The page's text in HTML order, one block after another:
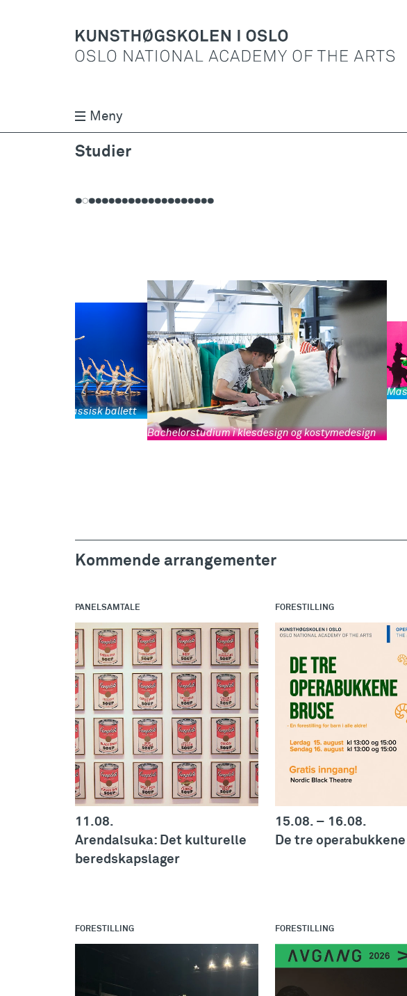
Meny
Studier
i klassisk ballett
Bachelorstudium i klesdesign og kostymedesign
Kommende arrangementer
PANELSAMTALE
11.08.
Arendalsuka: Det kulturelle
beredskapslager
FORESTILLING
15.08. – 16.08.
De tre
FORESTILLING FORESTILLING